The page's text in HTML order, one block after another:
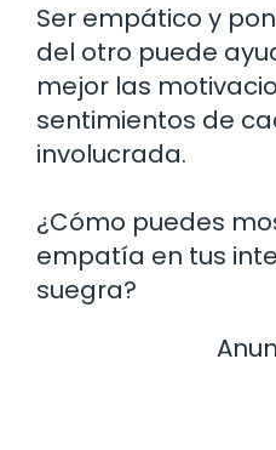
Ser empático y
del otro puede
mejor las
sentimientos de
involucrada.
¿Cómo puedes
empatía en tus
suegra?